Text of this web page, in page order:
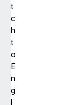
t
c
h
t
o
E
n
g
l